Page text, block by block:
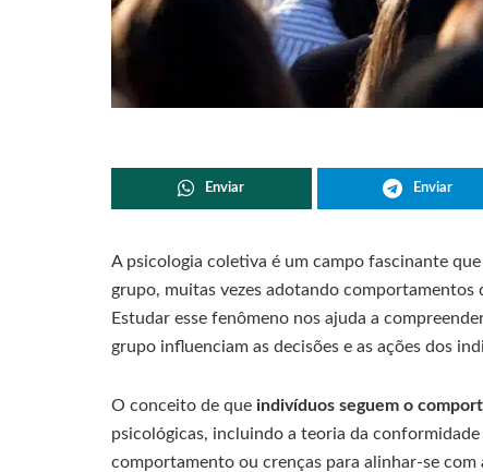
Enviar Enviar
A psicologia coletiva é um campo fascinante
grupo, muitas vezes adotando comportamentos
Estudar esse fenômeno nos ajuda a
grupo influenciam as decisões e as ações dos
O conceito de que indivíduos seguem o
psicológicas, incluindo a teoria da conformidade
comportamento ou crenças para alinhar-se